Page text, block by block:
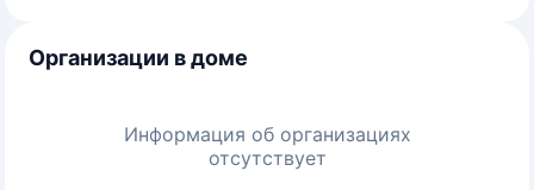
Организации в доме
Информация об организациях
отсутствует